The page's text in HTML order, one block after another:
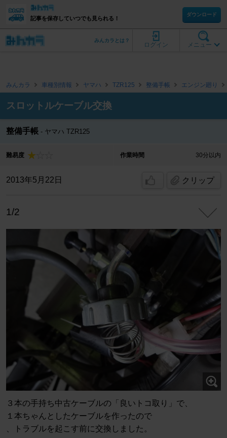
記事を保存していつでも見られる！
ダウンロード
メニュー
ログイン
みんカラとは？
みんカラ 車種別情報 ヤマハ TZR125 整備手帳 エンジン廻り
スロットルケーブル交換
整備手帳 ヤマハ TZR125
難易度 作業時間 30分以内
2013年5月22日 クリップ
1/2
３本の手持ち中古ケーブルの「良いトコ取り」で、
１本ちゃんとしたケーブルを作ったので
、トラブルを起こす前に交換しました。